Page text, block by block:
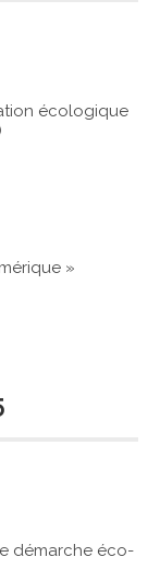
écologique
»
démarche éco-